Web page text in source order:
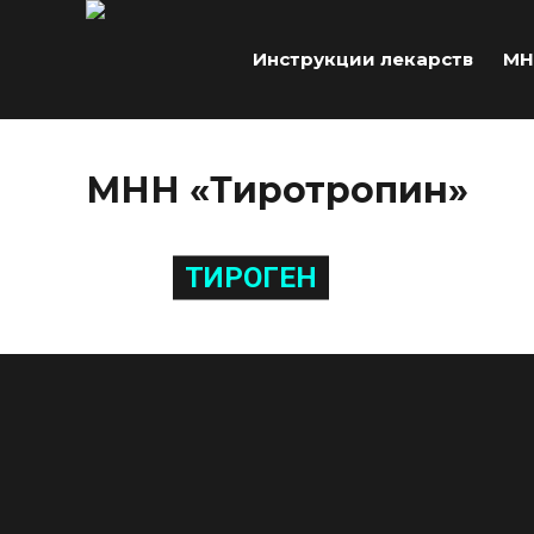
Инструкции лекарств
МНН «Тиротропин»
ТИРОГЕН